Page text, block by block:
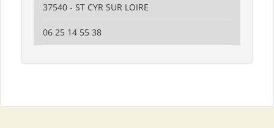
37540 - ST CYR SUR LOIRE
06 25 14 55 38